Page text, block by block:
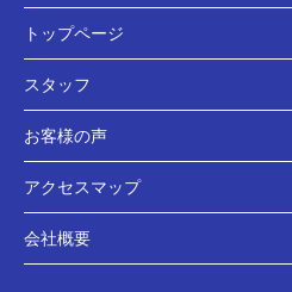
トップページ
スタッフ
お客様の声
アクセスマップ
会社概要